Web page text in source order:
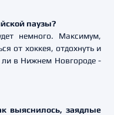
паузы?
немного. Максимум,
от хоккея, отдохнуть и
ли в Нижнем Новгороде -
выяснилось, заядлые